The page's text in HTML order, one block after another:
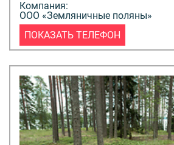
Компания:
ООО «Земляничные поляны»
ПОКАЗАТЬ ТЕЛЕФОН